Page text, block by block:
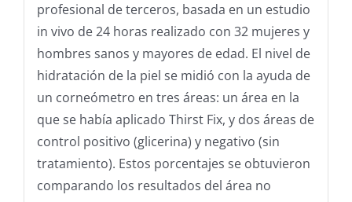
profesional de terceros, basada en un estudio
in vivo de 24 horas realizado con 32 mujeres y
hombres sanos y mayores de edad. El nivel de
hidratación de la piel se midió con la ayuda de
un corneómetro en tres áreas: un área en la
que se había aplicado Thirst Fix, y dos áreas de
control positivo (glicerina) y negativo (sin
tratamiento). Estos porcentajes se obtuvieron
comparando los resultados del área no